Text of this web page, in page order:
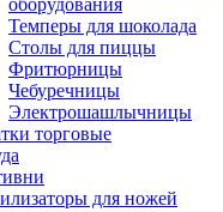
оборудования
Темперы для шоколада
Столы для пиццы
Фритюрницы
Чебуречницы
Электрошашлычницы
торговые
для ножей